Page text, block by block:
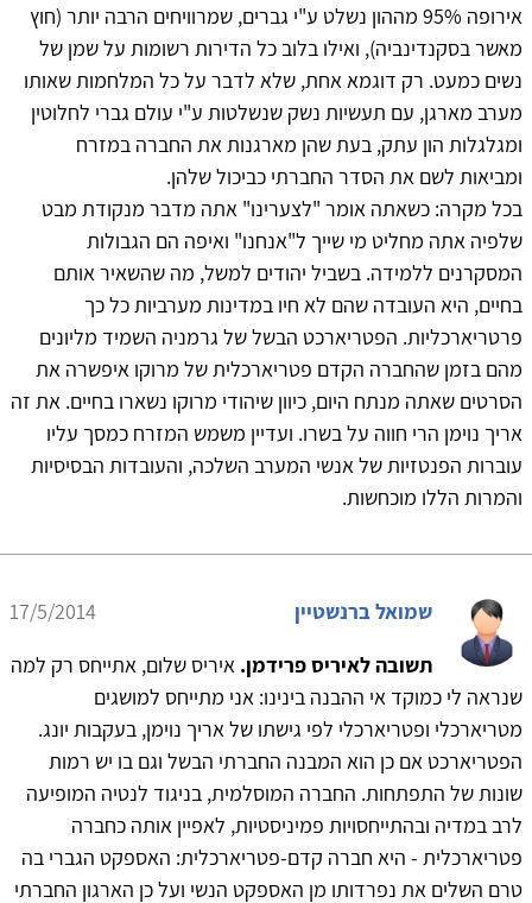
אירופה 95% מההון נשלט ע"י גברים, שמרוויחים הרבה יותר (חוץ
מאשר בסקנדינביה), ואילו בלוב כל הדירות רשומות על שמן של
נשים כמעט. רק דוגמא אחת, שלא לדבר על כל המלחמות שאותו
מערב מארגן, עם תעשיות נשק שנשלטות ע"י עולם גברי לחלוטין
ומגלגלות הון עתק, בעת שהן מארגנות את החברה במזרח
ומביאות לשם את הסדר החברתי כביכול שלהן.
בכל מקרה: כשאתה אומר "לצערינו" אתה מדבר מנקודת מבט
שלפיה אתה מחליט מי שייך ל"אנחנו" ואיפה הם הגבולות
המסקרנים ללמידה. בשביל יהודים למשל, מה שהשאיר אותם
בחיים, היא העובדה שהם לא חיו במדינות מערביות כל כך
פרטריארכליות. הפטריארכט הבשל של גרמניה השמיד מליונים
מהם בזמן שהחברה הקדם פטריארכלית של מרוקו איפשרה את
הסרטים שאתה מנתח היום, כיוון שיהודי מרוקו נשארו בחיים. את זה
אריך נוימן הרי חווה על בשרו. ועדיין משמש המזרח כמסך עליו
עוברות הפנטזיות של אנשי המערב השלכה, והעובדות הבסיסיות
והמרות הללו מוכחשות.
שמואל ברנשטיין
17/5/2014
תשובה לאיריס פרידמן. איריס שלום, אתייחס רק למה
שנראה לי כמוקד אי ההבנה בינינו: אני מתייחס למושגים
מטריארכלי ופטריארכלי לפי גישתו של אריך נוימן, בעקבות יונג.
הפטריארכט אם כן הוא המבנה החברתי הבשל וגם בו יש רמות
שונות של התפתחות. החברה המוסלמית, בניגוד לנטיה המופיעה
לרב במדיה ובהתייחסויות פמיניסטיות, לאפיין אותה כחברה
פטריארכלית - היא חברה קדם-פטריארכלית: האספקט הגברי בה
טרם השלים את נפרדותו מן האספקט הנשי ועל כן הארגון החברתי